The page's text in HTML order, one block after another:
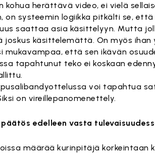
kohua herättävä video, ei vielä
on systeemin logiikka pitkälti se,
saattaa asia käsittelyyn. Mutta
joskus käsittelemättä. On myös
että sen ikävän
tapahtunut teko ei koskaan
voi tapahtua
on vireillepanomenettely.
edelleen vasta
määrää kurinpitäjä korkeintaan